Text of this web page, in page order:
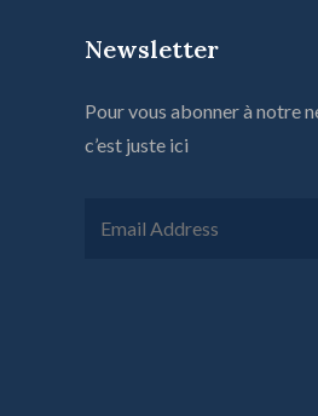
Newsletter
Pour vous abonner à notre
c’est juste ici